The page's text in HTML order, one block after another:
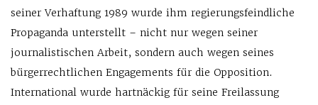
seiner Verhaftung 1989 wurde ihm regierungsfeindliche
Propaganda unterstellt – nicht nur wegen seiner
journalistischen Arbeit, sondern auch wegen seines
bürgerrechtlichen Engagements für die Opposition.
International wurde hartnäckig für seine Freilassung